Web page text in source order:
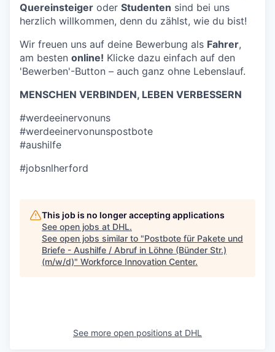
Quereinsteiger oder Studenten sind bei uns
herzlich willkommen, denn du zählst, wie du bist!
Wir freuen uns auf deine Bewerbung als Fahrer,
am besten online! Klicke dazu einfach auf den
'Bewerben'-Button – auch ganz ohne Lebenslauf.
MENSCHEN VERBINDEN, LEBEN VERBESSERN
#werdeeinervonuns
#werdeeinervonunspostbote
#aushilfe
#jobsnlherford
This job is no longer accepting applications
See open jobs at DHL.
See open jobs similar to "Postbote für Pakete und
Briefe - Aushilfe / Abruf in Löhne (Bünder Str.)
(m/w/d)" Workforce Innovation Center.
See more open positions at DHL